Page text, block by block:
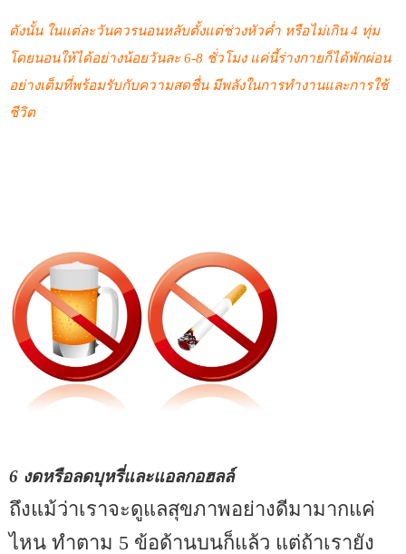
ดังนั้น ในแต่ละวันควรนอนหลับตั้งแต่ช่วงหัวค่ำ หรือไม่เกิน 4 ทุ่ม
โดยนอนให้ได้อย่างน้อยวันละ 6-8 ชั่วโมง แค่นี้ร่างกายก็ได้พักผ่อน
อย่างเต็มที่พร้อมรับกับความสดชื่น มีพลังในการทำงานและการใช้
ชีวิต
6 งดหรือลดบุหรี่และแอลกอฮลล์
ถึงแม้ว่าเราจะดูแลสุขภาพอย่างดีมามากแค่
ไหน ทำตาม 5 ข้อด้านบนก็แล้ว แต่ถ้าเรายัง